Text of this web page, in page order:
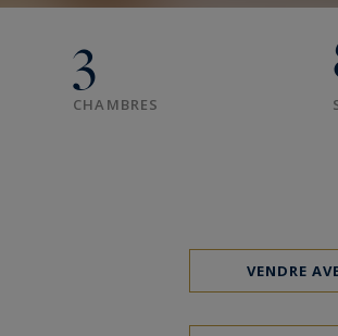
3
CHAMBRES
VENDRE